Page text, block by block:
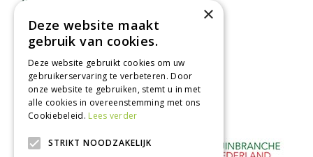
Afhalen in tuincentrum
Betaal veilig
met iDeal - Wero
×
Deze website maakt
gebruik van cookies.
Deze website gebruikt cookies om uw
gebruikerservaring te verbeteren. Door
onze website te gebruiken, stemt u in met
alle cookies in overeenstemming met ons
Cookiebeleid. Lees verder
STRIKT NOODZAKELIJK